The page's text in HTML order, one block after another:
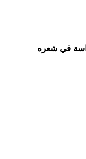
في شعره